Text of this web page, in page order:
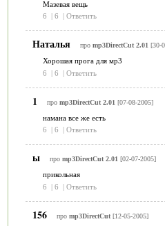
Мазевая вещь
6
| 6 | Ответить
Наталья про mp3DirectCut 2.01 [30-
Хорошая прога для мр3
6
| 6 | Ответить
1 про mp3DirectCut 2.01 [07-08-2005]
намана все же есть
6
| 6 | Ответить
ы про mp3DirectCut 2.01 [02-07-2005]
прикольная
6
| 6 | Ответить
156 про mp3DirectCut [12-05-2005]